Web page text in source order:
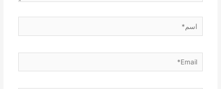
اسم*
Email*